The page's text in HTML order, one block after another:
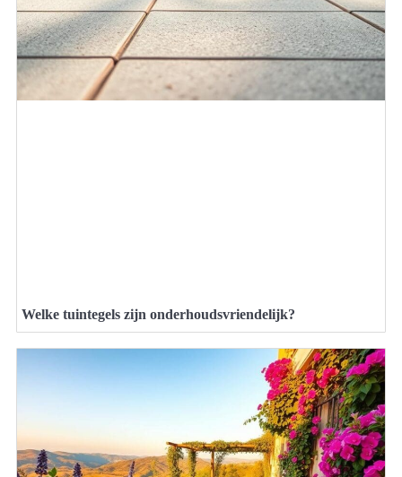
Welke tuintegels zijn onderhoudsvriendelijk?